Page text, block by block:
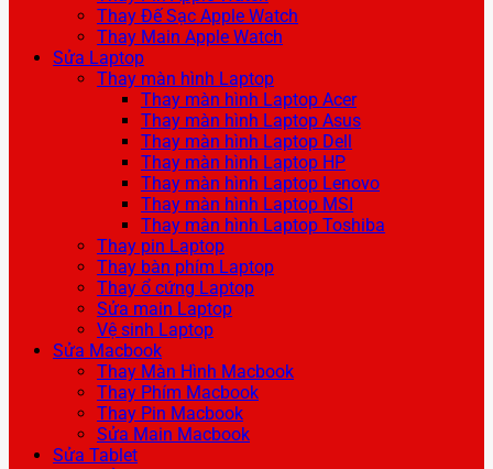
Thay Đế Sạc Apple Watch
Thay Main Apple Watch
Sửa Laptop
Thay màn hình Laptop
Thay màn hình Laptop Acer
Thay màn hình Laptop Asus
Thay màn hình Laptop Dell
Thay màn hình Laptop HP
Thay màn hình Laptop Lenovo
Thay màn hình Laptop MSI
Thay màn hình Laptop Toshiba
Thay pin Laptop
Thay bàn phím Laptop
Thay ổ cứng Laptop
Sửa main Laptop
Vệ sinh Laptop
Sửa Macbook
Thay Màn Hình Macbook
Thay Phím Macbook
Thay Pin Macbook
Sửa Main Macbook
Sửa Tablet